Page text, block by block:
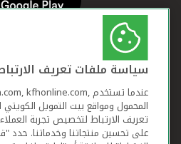
سياسة ملفات تعريف
المحمول ومواقع بيت التمويل
تعريف الارتباط لتخصيص تجربة
على تحسين منتجاتنا وخدماتنا. حدد